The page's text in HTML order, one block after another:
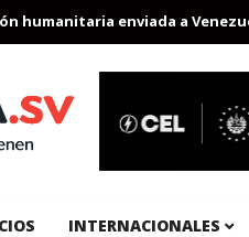
enviada a Venezuela
INTERNACIONALES